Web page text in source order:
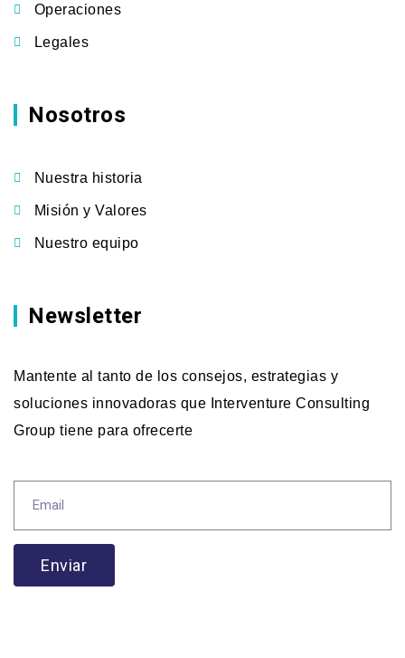
Operaciones
Legales
Nosotros
Nuestra historia
Misión y Valores
Nuestro equipo
Newsletter
Mantente al tanto de los consejos, estrategias y
soluciones innovadoras que Interventure Consulting
Group tiene para ofrecerte
Enviar